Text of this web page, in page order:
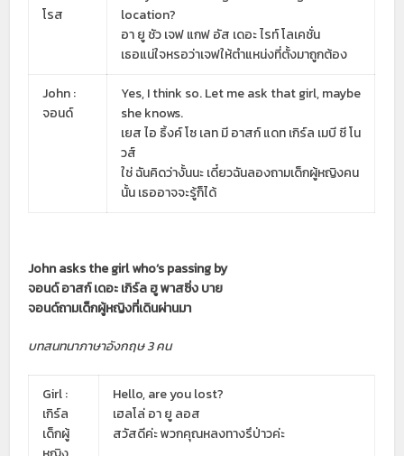
โรส
location?
อา ยู ชัว เจฟ แกฟ อัส เดอะ ไรท์ โลเคชั่น
เธอแน่ใจหรอว่าเจฟให้ตำแหน่งที่ตั้งมาถูกต้อง
John :
จอนด์
Yes, I think so. Let me ask that girl, maybe
she knows.
เยส ไอ ธิ้งค์ โซ เลท มี อาสก์ แดท เกิร์ล เมบี ชี โน
วส์
ใช่ ฉันคิดว่างั้นนะ เดี๋ยวฉันลองถามเด็กผู้หญิงคน
นั้น เธออาจจะรู้ก็ได้
John asks the girl who’s passing by
จอนด์ อาสก์ เดอะ เกิร์ล ฮู พาสซิ่ง บาย
จอนด์ถามเด็กผู้หญิงที่เดินผ่านมา
บทสนทนาภาษาอังกฤษ 3 คน
Girl :
เกิร์ล
เด็กผู้
Hello, are you lost?
เฮลโล่ อา ยู ลอส
สวัสดีค่ะ พวกคุณหลงทางรึป่าวค่ะ